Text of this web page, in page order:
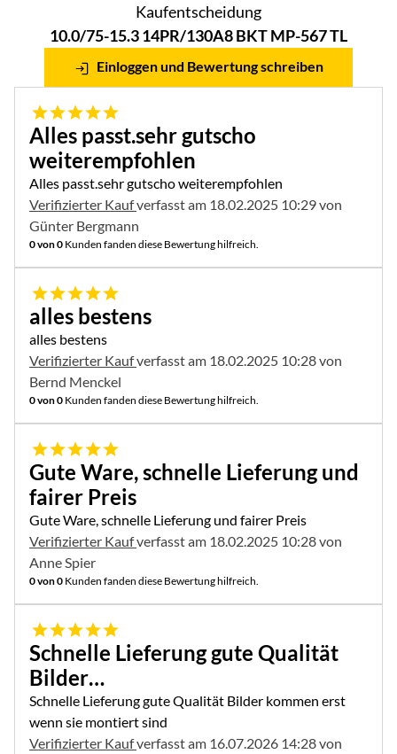
Kaufentscheidung
10.0/75-15.3 14PR/130A8 BKT MP-567 TL
Einloggen und Bewertung schreiben
5 von 5
Alles passt.sehr gutscho
weiterempfohlen
Alles passt.sehr gutscho weiterempfohlen
Verifizierter Kaufverfasst am 18.02.2025 10:29 von
Günter Bergmann
0 von 0 Kunden fanden diese Bewertung hilfreich.
5 von 5
alles bestens
alles bestens
Verifizierter Kaufverfasst am 18.02.2025 10:28 von
Bernd Menckel
0 von 0 Kunden fanden diese Bewertung hilfreich.
5 von 5
Gute Ware, schnelle Lieferung und
fairer Preis
Gute Ware, schnelle Lieferung und fairer Preis
Verifizierter Kaufverfasst am 18.02.2025 10:28 von
Anne Spier
0 von 0 Kunden fanden diese Bewertung hilfreich.
5 von 5
Schnelle Lieferung gute Qualität
Bilder…
Schnelle Lieferung gute Qualität Bilder kommen erst
wenn sie montiert sind
Verifizierter Kaufverfasst am 16.07.2026 14:28 von